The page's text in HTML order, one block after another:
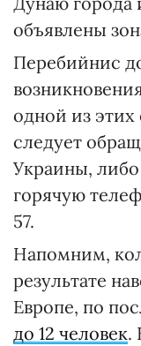
объявлены
Перебийнис
одной из
следует
Украины,
горячую
57.
Напомним,
результате
Европе, по
до 12 человек.